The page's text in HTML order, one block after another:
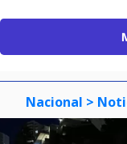
Nacional >